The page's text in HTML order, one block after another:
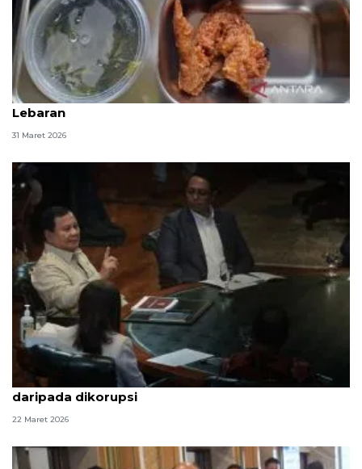
SDN Cipulir 05 Pagi Jaksel terima MBG pascalibur
Lebaran
31 Maret 2026
Prabowo: Lebih baik uang untuk makan rakyat
daripada dikorupsi
22 Maret 2026